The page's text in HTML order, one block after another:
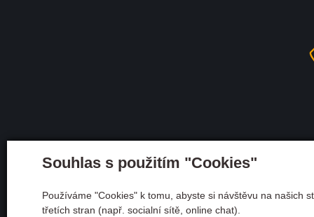
Souhlas s použitím "Cookies"
Používáme "Cookies" k tomu, abyste si návštěvu na našich
třetích stran (např. socialní sítě, online chat).